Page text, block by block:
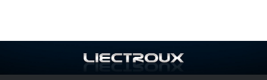
₫9,000,000.là:
₫4,500,000.